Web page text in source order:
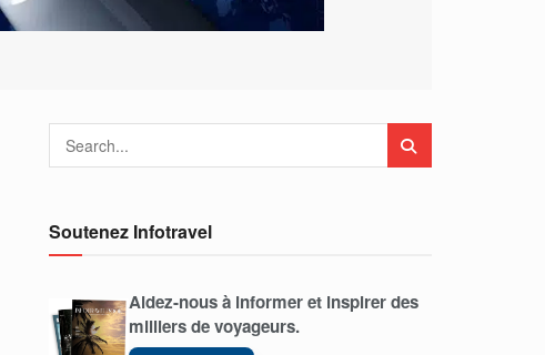
Soutenez Infotravel
Aidez-nous à informer et inspirer des
milliers de voyageurs.